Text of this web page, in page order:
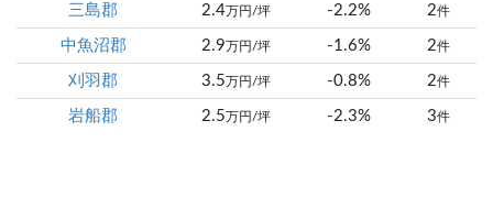
三島郡 2.4万円/坪 -2.2% 2件
中魚沼郡 2.9万円/坪 -1.6% 2件
刈羽郡 3.5万円/坪 -0.8% 2件
岩船郡 2.5万円/坪 -2.3% 3件